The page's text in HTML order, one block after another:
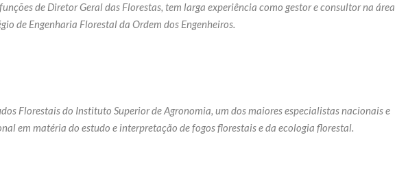
de Diretor Geral das Florestas, tem larga experiência como gestor e consultor na área
de Engenharia Florestal da Ordem dos Engenheiros.
Florestais do Instituto Superior de Agronomia, um dos maiores especialistas nacionais e
em matéria do estudo e interpretação de fogos florestais e da ecologia florestal.